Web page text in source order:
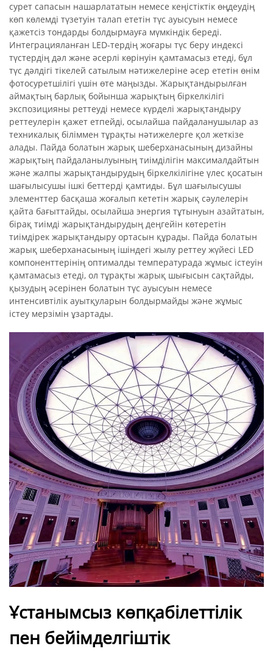
сурет сапасын нашарлататын немесе кеңістіктік өңдеудің
көп көлемді түзетуін талап ететін түс ауысуын немесе
қажетсіз тондарды болдырмауға мүмкіндік береді.
Интеграцияланған LED-тердің жоғары түс беру индексі
түстердің дәл және әсерлі көрінуін қамтамасыз етеді, бұл
түс дәлдігі тікелей сатылым нәтижелеріне әсер ететін өнім
фотосуретшілігі үшін өте маңызды. Жарықтандырылған
аймақтың барлық бойынша жарықтың біркелкілігі
экспозицияны реттеуді немесе күрделі жарықтандыру
реттеулерін қажет етпейді, осылайша пайдаланушылар аз
техникалық біліммен тұрақты нәтижелерге қол жеткізе
алады. Пайда болатын жарық шеберханасының дизайны
жарықтың пайдаланылуының тиімділігін максималдайтын
және жалпы жарықтандырудың біркелкілігіне үлес қосатын
шағылысушы ішкі беттерді қамтиды. Бұл шағылысушы
элементтер басқаша жоғалып кететін жарық сәулелерін
қайта бағыттайды, осылайша энергия тұтынуын азайтатын,
бірақ тиімді жарықтандырудың деңгейін көтеретін
тиімдірек жарықтандыру ортасын құрады. Пайда болатын
жарық шеберханасының ішіндегі жылу реттеу жүйесі LED
компоненттерінің оптималды температурада жұмыс істеуін
қамтамасыз етеді, ол тұрақты жарық шығысын сақтайды,
қызудың әсерінен болатын түс ауысуын немесе
интенсивтілік ауытқуларын болдырмайды және жұмыс
істеу мерзімін ұзартады.
Ұстанымсыз көпқабілеттілік
пен бейімделгіштік